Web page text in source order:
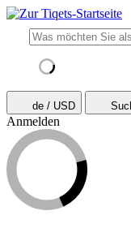
de / USD
Anmelden